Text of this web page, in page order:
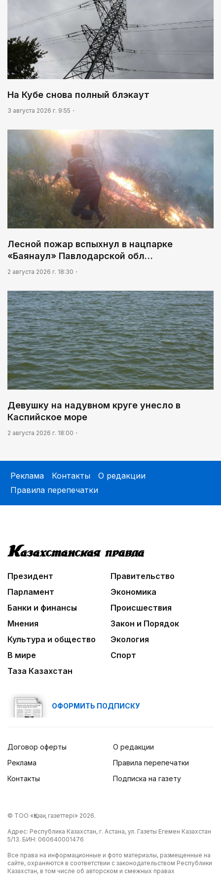
На Кубе снова полный блэкаут
3 августа 2026 г. 9:55
Лесной пожар вспыхнул в нацпарке
«Баянаул» Павлодарской обл…
2 августа 2026 г. 18:30
Девушку на надувном круге унесло в
Каспийское море
2 августа 2026 г. 18:00
Реклама Контакты
О редакции
Правила перепечатки
Президент
Правительство
Парламент
Экономика
Банки и финансы
Происшествия
Мнения
Закон и Порядок
Культура и общество
Экология
В мире
Спорт
Таза Казахстан
ОФОРМИТЬ ПОДПИСКУ
Договор оферты
Реклама
Контакты
О редакции
Правила перепечатки
Подписка на газету
© ТОО «Қазақ газеттері» 2026.
Адрес: Республика Казахстан, г. Астана, ул. Газеты Егемен Казахстан
5/13. БИН: 060640001476
Все права на информационные и фото материалы, размещенные на
сайте, охраняются в соответствии с законодательством Республики
Казахстан, в том числе об авторском и смежных правах